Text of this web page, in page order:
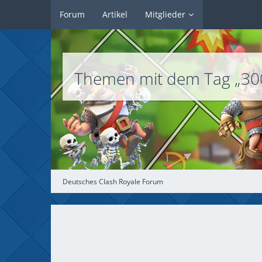
Forum Artikel Mitglieder
Deutsches Clash Royale Forum
Themen mit dem Tag